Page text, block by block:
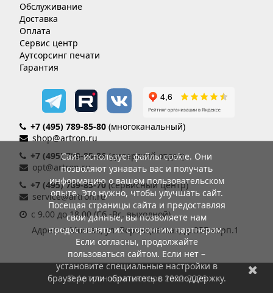
Обслуживание
Доставка
Оплата
Сервис центр
Аутсорсинг печати
Гарантия
+7 (495) 789-85-80 (многоканальный)
shop@artron.ru
+7 (495) 789-85-86(дилерский отдел)
opt@artron.ru
+7 (495) 789-85-70 (сервисный центр)
service@artron.ru
с 9.00 до 18.00 (Сб.-Вс. выходной)
Адрес: г. Москва, ул. Воронцовская, д. 35Б корп.1
© Артрон компьютерс 2002-2026
Сайт использует файлы cookie. Они
позволяют узнавать вас и получать
информацию о вашем пользовательском
опыте. Это нужно, чтобы улучшать сайт.
Посещая страницы сайта и предоставляя
свои данные, вы позволяете нам
предоставлять их сторонним партнерам.
Если согласны, продолжайте
пользоваться сайтом. Если нет –
установите специальные настройки в
браузере или обратитесь в техподдержку.